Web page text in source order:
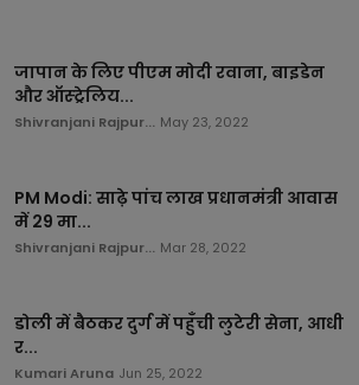
जापान के लिए पीएम मोदी रवाना, बाइडेन
और ऑस्ट्रेलिय...
Shivranjani Rajpur... May 23, 2022
PM Modi: साढ़े पांच लाख प्रधानमंत्री आवास
में 29 मा...
Shivranjani Rajpur... Mar 28, 2022
डोली में बैठकर दुर्ग में पहुँची लुटेरी सेना, आधी
र...
Kumari Aruna Jun 25, 2022